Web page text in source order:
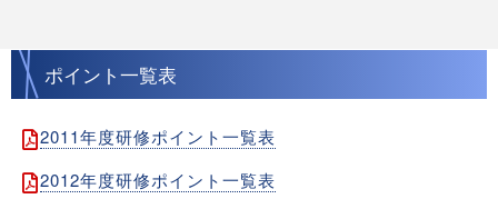
ポイント一覧表
2011年度研修ポイント一覧表
2012年度研修ポイント一覧表